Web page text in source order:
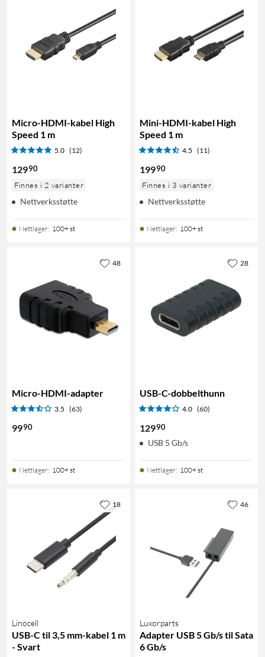
Micro-HDMI-kabel High
Speed 1 m
5.0 (12)
12990
Finnes i 2 varianter
Nettverksstøtte
Nettlager: 100+ st
Mini-HDMI-kabel High
Speed 1 m
4.5 (11)
19990
Finnes i 3 varianter
Nettverksstøtte
Nettlager: 100+ st
Micro-HDMI-adapter
3.5 (63)
9990
Nettlager: 100+ st
48
USB-C-dobbelthunn
4.0 (60)
12990
USB 5 Gb/s
Nettlager: 100+ st
28
Linocell
USB-C til 3,5 mm-kabel 1 m
- Svart
18
Luxorparts
Adapter USB 5 Gb/s til Sata
6 Gb/s
46